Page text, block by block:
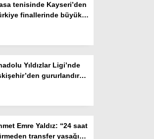
Namaz Vakitleri
Nöbetçi Eczaneler
SPOR
Magazin
Hava Durumu
tenisinde Kayseri’den
finallerinde büyük
Yıldızlar Ligi’nde
gururlandıran
Emre Yaldız: “24 saat
transfer yasağını